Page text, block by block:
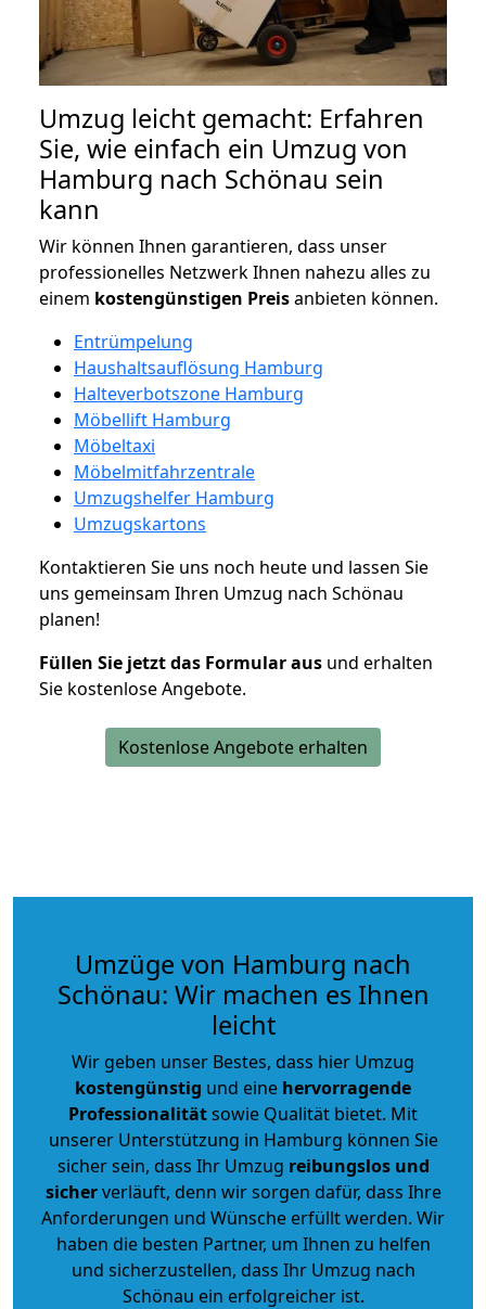
Umzug leicht gemacht: Erfahren
Sie, wie einfach ein Umzug von
Hamburg nach Schönau sein
kann
Wir können Ihnen garantieren, dass unser
professionelles Netzwerk Ihnen nahezu alles zu
einem kostengünstigen Preisanbieten können.
Entrümpelung
Haushaltsauflösung Hamburg
Halteverbotszone Hamburg
Möbellift Hamburg
Möbeltaxi
Möbelmitfahrzentrale
Umzugshelfer Hamburg
Umzugskartons
Kontaktieren Sie uns noch heute und lassen Sie
uns gemeinsam Ihren Umzug nach Schönau
planen!
Füllen Sie jetzt das Formular aus und erhalten
Sie kostenlose Angebote.
Kostenlose Angebote erhalten
Umzüge von Hamburg nach
Schönau: Wir machen es Ihnen
leicht
Wir geben unser Bestes, dass hier Umzug
kostengünstig und eine hervorragende
Professionalitätsowie Qualität bietet. Mit
unserer Unterstützung in Hamburg können Sie
sicher sein, dass Ihr Umzug reibungslos und
sicherverläuft, denn wir sorgen dafür, dass Ihre
Anforderungen und Wünsche erfüllt werden. Wir
haben die besten Partner, um Ihnen zu helfen
und sicherzustellen, dass Ihr Umzug nach
Schönau ein erfolgreicher ist.